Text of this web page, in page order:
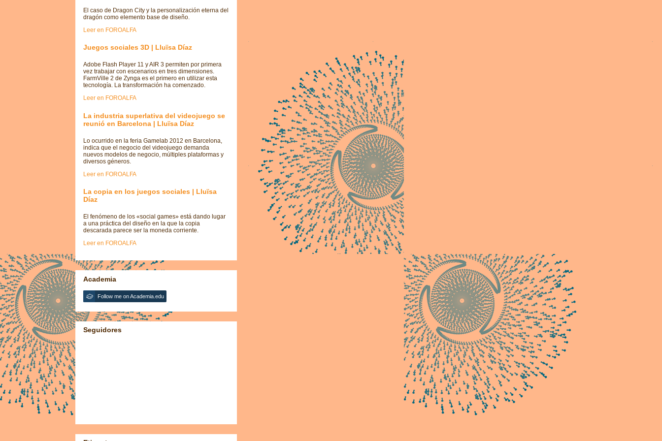
El caso de Dragon City y la personalización eterna del
dragón como elemento base de diseño.
Leer en FOROALFA
Juegos sociales 3D | Lluïsa Díaz
Adobe Flash Player 11 y AIR 3 permiten por primera
vez trabajar con escenarios en tres dimensiones.
FarmVille 2 de Zynga es el primero en utilizar esta
tecnología. La transformación ha comenzado.
Leer en FOROALFA
La industria superlativa del videojuego se
reunió en Barcelona | Lluïsa Díaz
Lo ocurrido en la feria Gamelab 2012 en Barcelona,
indica que el negocio del videojuego demanda
nuevos modelos de negocio, múltiples plataformas y
diversos géneros.
Leer en FOROALFA
La copia en los juegos sociales | Lluïsa
Díaz
El fenómeno de los «social games» está dando lugar
a una práctica del diseño en la que la copia
descarada parece ser la moneda corriente.
Leer en FOROALFA
Academia
Follow me on Academia.edu
Seguidores